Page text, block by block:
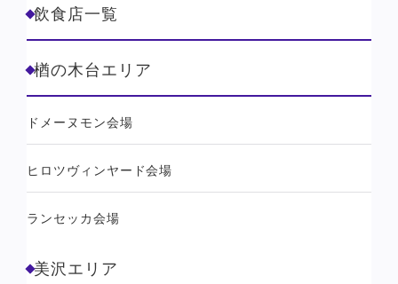
飲食店一覧
楢の木台エリア
ドメーヌモン会場
ヒロツヴィンヤード会場
ランセッカ会場
美沢エリア